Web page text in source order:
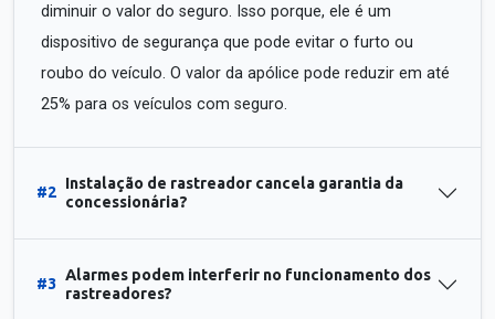
diminuir o valor do seguro. Isso porque, ele é um
dispositivo de segurança que pode evitar o furto ou
roubo do veículo. O valor da apólice pode reduzir em até
25% para os veículos com seguro.
#2
Instalação de rastreador cancela garantia da
concessionária?
#3
Alarmes podem interferir no funcionamento dos
rastreadores?